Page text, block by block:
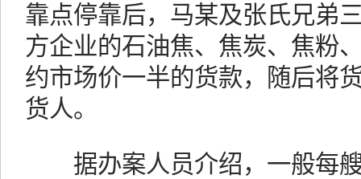
靠点停靠后，马某及张氏兄弟
方企业的石油焦、焦炭、焦粉
约市场价一半的货款，随后将
货人。
据办案人员介绍，一般每艘